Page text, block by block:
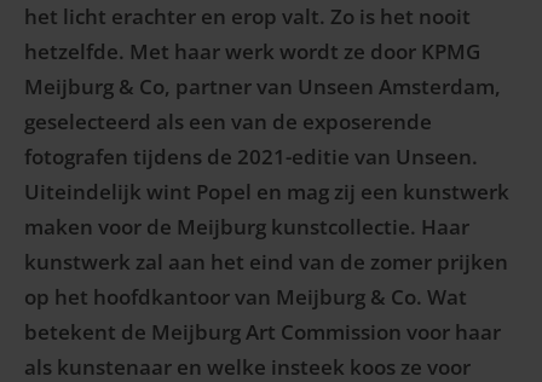
het licht erachter en erop valt. Zo is het nooit
hetzelfde. Met haar werk wordt ze door KPMG
Meijburg & Co, partner van Unseen Amsterdam,
geselecteerd als een van de exposerende
fotografen tijdens de 2021-editie van Unseen.
Uiteindelijk wint Popel en mag zij een kunstwerk
maken voor de Meijburg kunstcollectie. Haar
kunstwerk zal aan het eind van de zomer prijken
op het hoofdkantoor van Meijburg & Co. Wat
betekent de Meijburg Art Commission voor haar
als kunstenaar en welke insteek koos ze voor